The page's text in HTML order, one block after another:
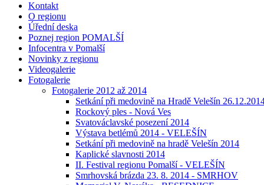
Kontakt
O regionu
Úřední deska
Poznej region POMALŠÍ
Infocentra v Pomalší
Novinky z regionu
Videogalerie
Fotogalerie
Fotogalerie 2012 až 2014
Setkání při medovině na Hradě Velešín
Rockový ples - Nová Ves
Svatováclavské posezení 2014
Výstava betlémů 2014 - VELEŠÍN
Setkání při medovině na hradě Velešín 2014
Kaplické slavnosti 2014
II. Festival regionu Pomalší - VELEŠÍN
Smrhovská brázda 23. 8. 2014 - SMRHOV